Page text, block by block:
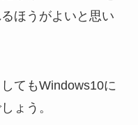
ほうがよいと思い
てもWindows10に
ょう。